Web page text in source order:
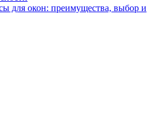
для окон: преимущества, выбор и